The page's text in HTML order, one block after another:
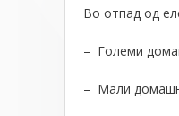
Во отпад од
– Големи
– Мали